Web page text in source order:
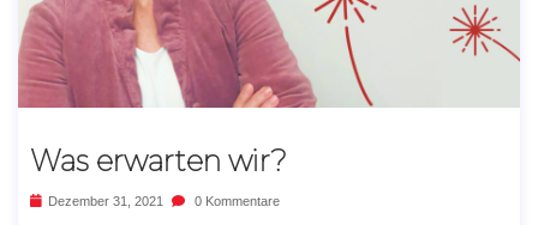
Was erwarten wir?
Dezember 31, 2021 0 Kommentare